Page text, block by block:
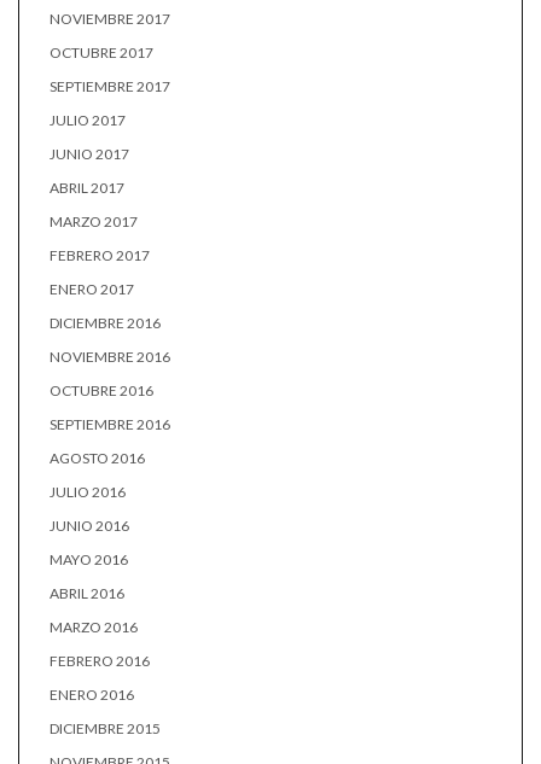
NOVIEMBRE 2017
OCTUBRE 2017
SEPTIEMBRE 2017
JULIO 2017
JUNIO 2017
ABRIL 2017
MARZO 2017
FEBRERO 2017
ENERO 2017
DICIEMBRE 2016
NOVIEMBRE 2016
OCTUBRE 2016
SEPTIEMBRE 2016
AGOSTO 2016
JULIO 2016
JUNIO 2016
MAYO 2016
ABRIL 2016
MARZO 2016
FEBRERO 2016
ENERO 2016
DICIEMBRE 2015